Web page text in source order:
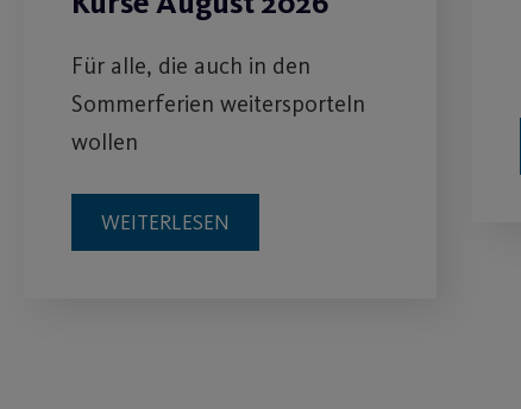
Für alle, die auch in den
Sommerferien weitersporteln
wollen
WEITERLESEN